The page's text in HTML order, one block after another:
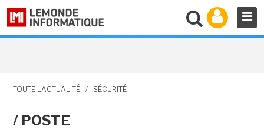
TOUTE L'ACTUALITÉ / SÉCURITÉ
/ POSTE